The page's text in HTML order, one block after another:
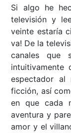
Si algo he
televisión y
veinte estaría
va! De la
canales que
espectador al
ficción, así
en que cada
aventura y
amor y el